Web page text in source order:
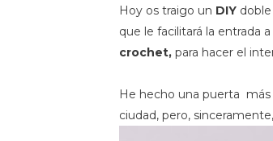
Hoy os traigo un DIY
que le facilitará la entrada
crochet, para hacer el
He hecho una puerta más
ciudad, pero,